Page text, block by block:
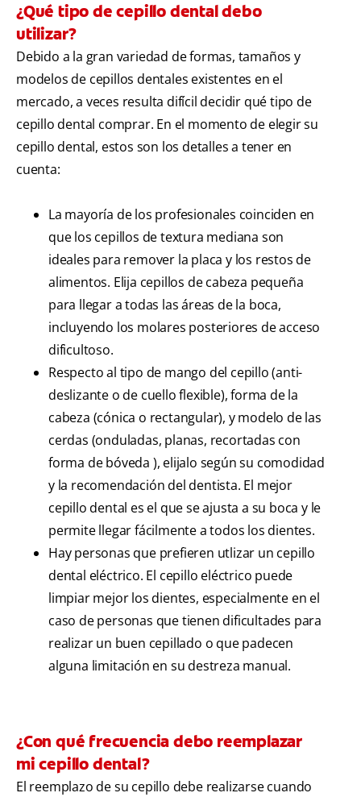
¿Qué tipo de cepillo dental debo
utilizar?
Debido a la gran variedad de formas, tamaños y
modelos de cepillos dentales existentes en el
mercado, a veces resulta difícil decidir qué tipo de
cepillo dental comprar. En el momento de elegir su
cepillo dental, estos son los detalles a tener en
cuenta:
La mayoría de los profesionales coinciden en
que los cepillos de textura mediana son
ideales para remover la placa y los restos de
alimentos. Elija cepillos de cabeza pequeña
para llegar a todas las áreas de la boca,
incluyendo los molares posteriores de acceso
dificultoso.
Respecto al tipo de mango del cepillo (anti-
deslizante o de cuello flexible), forma de la
cabeza (cónica o rectangular), y modelo de las
cerdas (onduladas, planas, recortadas con
forma de bóveda ), elijalo según su comodidad
y la recomendación del dentista. El mejor
cepillo dental es el que se ajusta a su boca y le
permite llegar fácilmente a todos los dientes.
Hay personas que prefieren utlizar un cepillo
dental eléctrico. El cepillo eléctrico puede
limpiar mejor los dientes, especialmente en el
caso de personas que tienen dificultades para
realizar un buen cepillado o que padecen
alguna limitación en su destreza manual.
¿Con qué frecuencia debo reemplazar
mi cepillo dental?
El reemplazo de su cepillo debe realizarse cuando